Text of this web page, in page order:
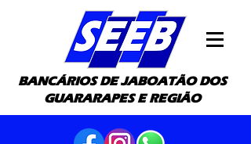
BANCÁRIOS DE JABOATÃO DOS
GUARARAPES E REGIÃO